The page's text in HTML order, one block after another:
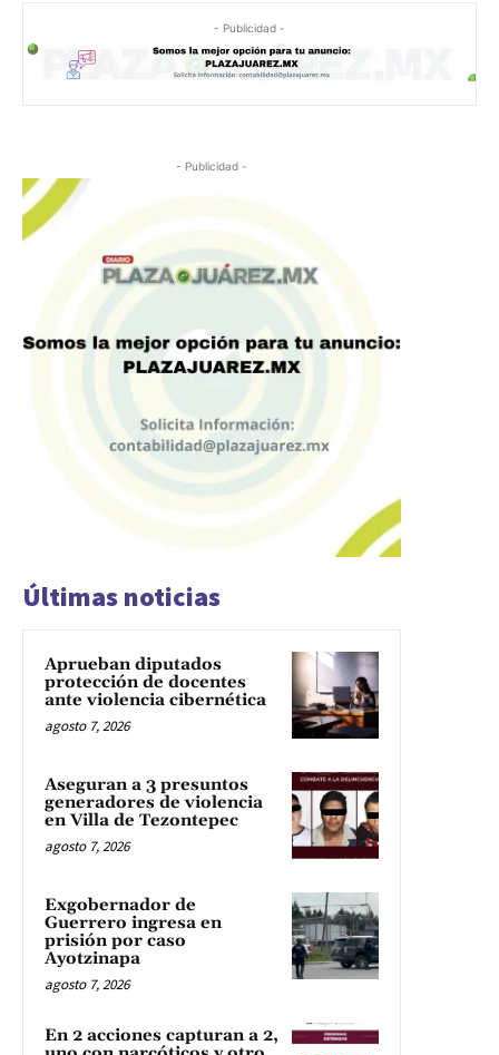
- Publicidad -
- Publicidad -
Últimas noticias
Aprueban diputados
protección de docentes
ante violencia cibernética
agosto 7, 2026
Aseguran a 3 presuntos
generadores de violencia
en Villa de Tezontepec
agosto 7, 2026
Exgobernador de
Guerrero ingresa en
prisión por caso
Ayotzinapa
agosto 7, 2026
En 2 acciones capturan a 2,